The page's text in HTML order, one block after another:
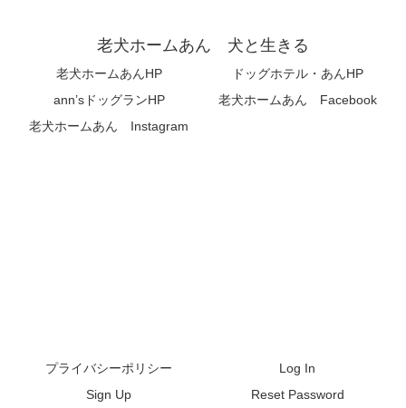
老犬ホームあん 犬と生きる
老犬ホームあんHP
ドッグホテル・あんHP
ann’sドッグランHP
老犬ホームあん Facebook
老犬ホームあん Instagram
プライバシーポリシー
Log In
Sign Up
Reset Password